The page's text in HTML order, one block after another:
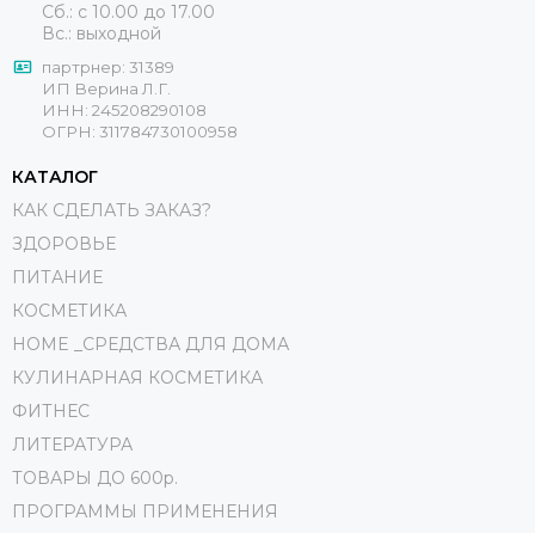
Сб.: с 10.00 до 17.00
Вс.: выходной
партрнер: 31389
ИП Верина Л.Г.
ИНН: 245208290108
ОГРН: 311784730100958
КАТАЛОГ
КАК СДЕЛАТЬ ЗАКАЗ?
ЗДОРОВЬЕ
ПИТАНИЕ
КОСМЕТИКА
HOME _СРЕДСТВА ДЛЯ ДОМА
КУЛИНАРНАЯ КОСМЕТИКА
ФИТНЕС
ЛИТЕРАТУРА
ТОВАРЫ ДО 600р.
ПРОГРАММЫ ПРИМЕНЕНИЯ